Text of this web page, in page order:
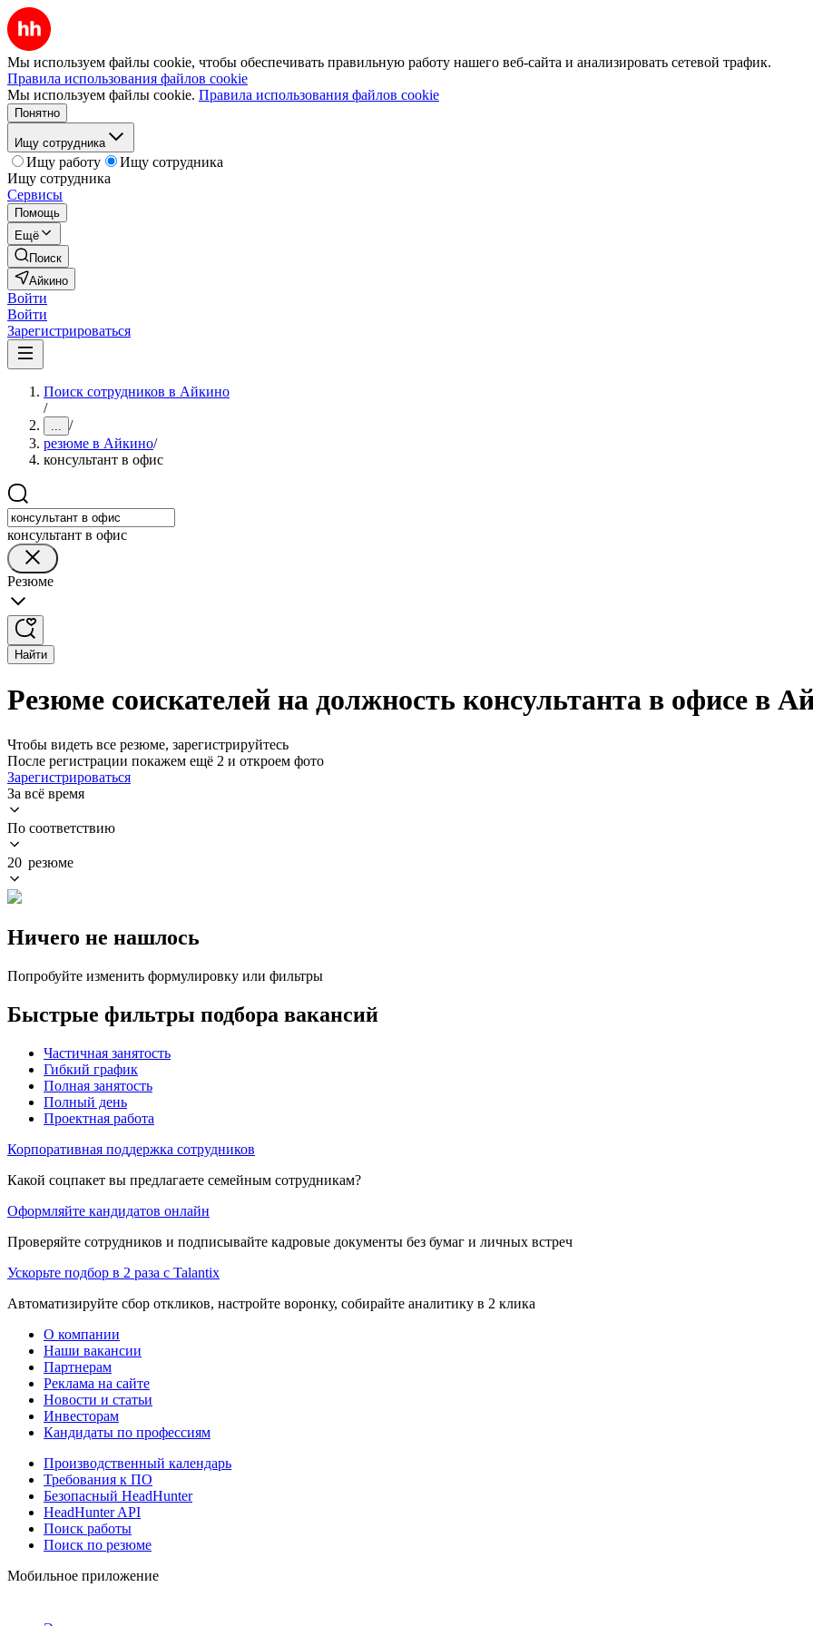
Мы используем файлы cookie, чтобы обеспечивать правильную работу нашего веб-сайта и анализировать сетевой трафик.
Правила использования файлов cookie
Мы используем файлы cookie. Правила использования файлов cookie
Понятно
Ищу сотрудника
Ищу работу
Ищу сотрудника
Ищу сотрудника
Сервисы
Помощь
Ещё
Поиск
Айкино
Войти
Войти
Зарегистрироваться
Поиск сотрудников в Айкино
/
... /
резюме в Айкино/
консультант в офис
консультант в офис
Резюме
Найти
Резюме соискателей на должность консультанта в офисе в
Чтобы видеть все резюме, зарегистрируйтесь
После регистрации покажем ещё 2 и откроем фото
Зарегистрироваться
За всё время
По соответствию
20 резюме
Ничего не нашлось
Попробуйте изменить формулировку или фильтры
Быстрые фильтры подбора вакансий
Частичная занятость
Гибкий график
Полная занятость
Полный день
Проектная работа
Корпоративная поддержка сотрудников
Какой соцпакет вы предлагаете семейным сотрудникам?
Оформляйте кандидатов онлайн
Проверяйте сотрудников и подписывайте кадровые документы без бумаг и личных встреч
Ускорьте подбор в 2 раза с Talantix
Автоматизируйте сбор откликов, настройте воронку, собирайте аналитику в 2 клика
О компании
Наши вакансии
Партнерам
Реклама на сайте
Новости и статьи
Инвесторам
Кандидаты по профессиям
Производственный календарь
Требования к ПО
Безопасный HeadHunter
HeadHunter API
Поиск работы
Поиск по резюме
Мобильное приложение